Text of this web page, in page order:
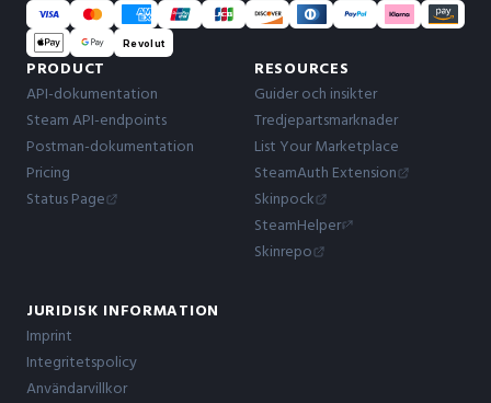
Revolut
PRODUCT
API-dokumentation
Steam API-endpoints
Postman-dokumentation
Pricing
Status Page
RESOURCES
Guider och insikter
Tredjepartsmarknader
List Your Marketplace
SteamAuth Extension
Skinpock
SteamHelper
Skinrepo
JURIDISK INFORMATION
Imprint
Integritetspolicy
Användarvillkor